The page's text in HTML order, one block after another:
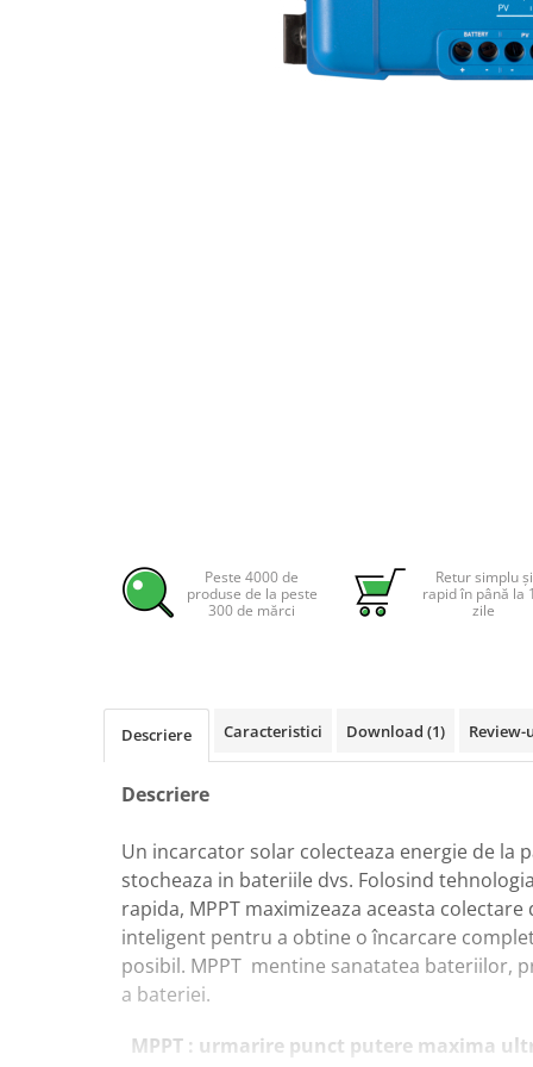
Sisteme de Stocare Comerciale
Sisteme fotovoltaice profesionale
Pachete sisteme fotovoltaice
Statii de incarcare vehicule
Statii de incarcare
Cabluri de incarcare vehicule
Prize de incarcare vehicule
Turbine eoliene pentru casă
Peste 4000 de
produse de la peste
300 de mărci
Retur simplu și
rapid în până la
zile
Descriere Caracteristici Download (1) Review-
Descriere
Un incarcator solar colecteaza energie de la
stocheaza in bateriile dvs. Folosind
rapida, MPPT maximizeaza aceasta
inteligent pentru a obtine o încarcare
posibil. MPPT mentine sanatatea bateriilor,
a bateriei.
MPPT : urmarire punct putere maxima